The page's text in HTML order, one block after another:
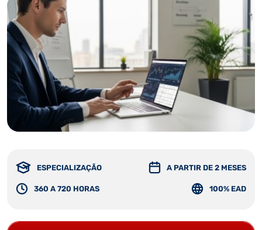
ESPECIALIZAÇÃO A PARTIR DE 2 MESES
360 A 720 HORAS 100% EAD